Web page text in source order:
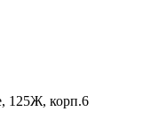
125Ж, корп.6